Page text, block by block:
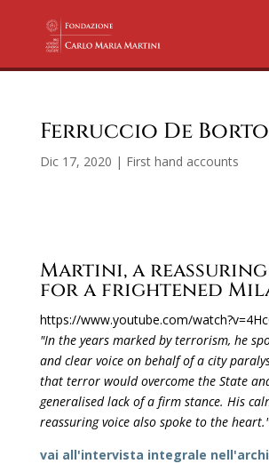
Ferruccio De
Dic 17, 2020 | First hand accounts
Martini, a
for a frightened
https://www.youtube.com/
"In the years marked by terrorism, he
and clear voice on behalf of a city
that terror would overcome the State
generalised lack of a firm stance. His
reassuring voice also spoke to the heart."
vai all'intervista integrale